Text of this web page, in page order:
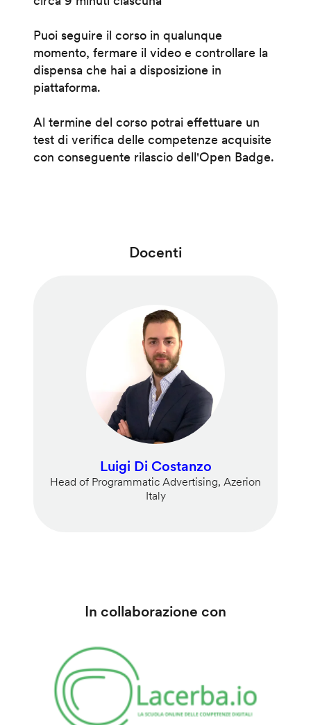
Puoi seguire il corso in qualunque
momento, fermare il video e controllare la
dispensa che hai a disposizione in
piattaforma.
Al termine del corso potrai effettuare un
test di verifica delle competenze acquisite
con conseguente rilascio dell'Open Badge.
Docenti
Luigi Di Costanzo
Head of Programmatic Advertising, Azerion
Italy
In collaborazione con